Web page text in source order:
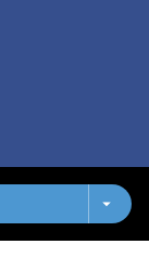
arrow_drop_down